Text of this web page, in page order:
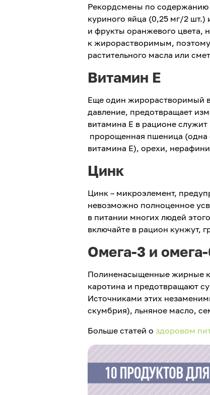
Рекордсмены по содержанию
куриного яйца (0,25 мг/2
и фрукты оранжевого цвета,
к жирорастворимым,
растительного масла или
Витамин Е
Еще один жирорастворимый
давление, предотвращает
витамина Е в рационе
пророщенная пшеница (одна
витамина Е), орехи,
Цинк
Цинк – микроэлемент,
невозможно полноценное
в питании многих людей
включайте в рацион кунжут,
Омега-3 и
Полиненасыщенные жирные
каротина и предотвращают
Источниками этих
скумбрия), льняное масло,
Больше статей о здоровом